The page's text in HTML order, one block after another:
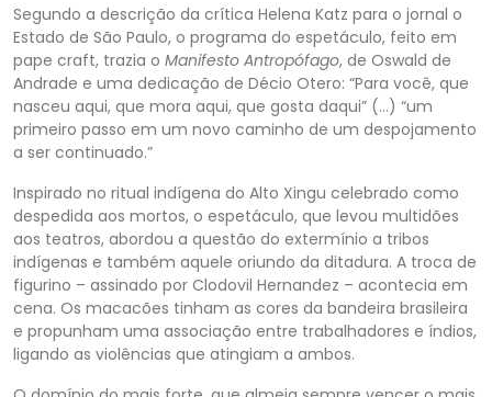
Segundo a descrição da crítica Helena Katz para o jornal o
Estado de São Paulo, o programa do espetáculo, feito em
pape craft, trazia o Manifesto Antropófago, de Oswald de
Andrade e uma dedicação de Décio Otero: “Para você, que
nasceu aqui, que mora aqui, que gosta daqui” (…) “um
primeiro passo em um novo caminho de um despojamento
a ser continuado.”
Inspirado no ritual indígena do Alto Xingu celebrado como
despedida aos mortos, o espetáculo, que levou multidões
aos teatros, abordou a questão do extermínio a tribos
indígenas e também aquele oriundo da ditadura. A troca de
figurino – assinado por Clodovil Hernandez – acontecia em
cena. Os macacões tinham as cores da bandeira brasileira
e propunham uma associação entre trabalhadores e índios,
ligando as violências que atingiam a ambos.